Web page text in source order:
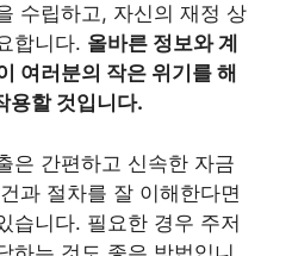
수립하고, 자신의 재정 상
합니다. 올바른 정보와 계
여러분의 작은 위기를 해
용할 것입니다.
은 간편하고 신속한 자금
과 절차를 잘 이해한다면
습니다. 필요한 경우 주저